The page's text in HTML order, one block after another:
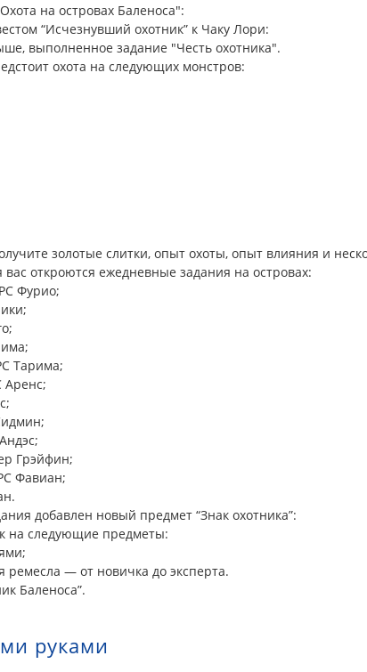
на островах Баленоса":
“Исчезнувший охотник” к Чаку Лори:
выполненное задание "Честь охотника".
охота на следующих монстров:
золотые слитки, опыт охоты, опыт влияния и
откроются ежедневные задания на островах:
Фурио;
Тарима;
Грэйфин;
Фавиан;
добавлен новый предмет “Знак охотника”:
на следующие предметы:
ремесла — от новичка до эксперта.
Баленоса”.
руками